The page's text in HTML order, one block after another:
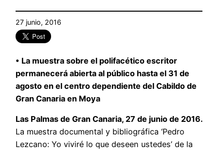
27 junio, 2016
• La muestra sobre el polifacético escritor
permanecerá abierta al público hasta el 31 de
agosto en el centro dependiente del Cabildo de
Gran Canaria en Moya
Las Palmas de Gran Canaria, 27 de junio de 2016.
La muestra documental y bibliográfica ‘Pedro
Lezcano: Yo viviré lo que deseen ustedes’ de la